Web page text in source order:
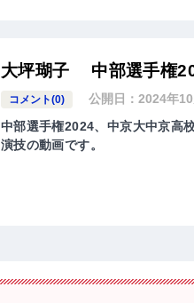
大坪瑚子 中部選手権
コメント(0) 公開日：2024年10
中部選手権2024、中京大中京高
演技の動画です。